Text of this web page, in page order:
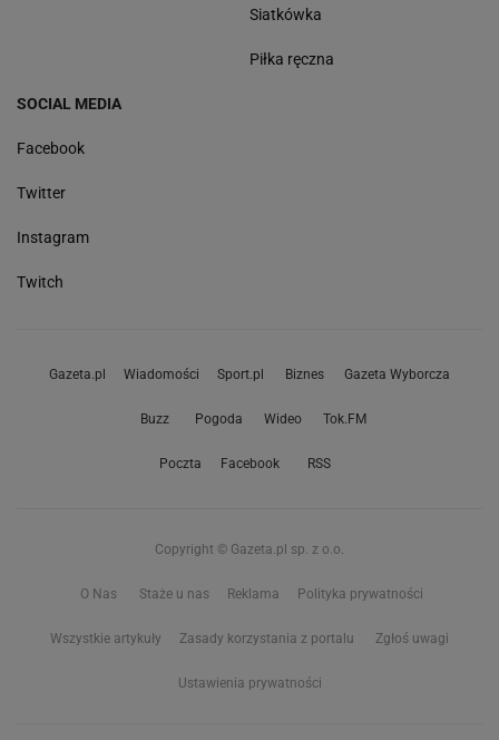
Siatkówka
Piłka ręczna
SOCIAL MEDIA
Facebook
Twitter
Instagram
Twitch
Gazeta.pl Wiadomości Sport.pl Biznes Gazeta Wyborcza
Buzz Pogoda Wideo Tok.FM
Poczta Facebook RSS
Copyright © Gazeta.pl sp. z o.o.
O Nas Staże u nas Reklama Polityka prywatności
Wszystkie artykuły Zasady korzystania z portalu Zgłoś uwagi
Ustawienia prywatności